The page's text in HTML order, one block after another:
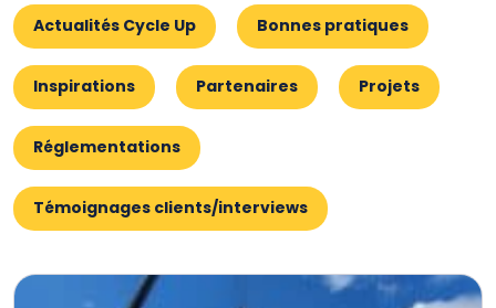
Actualités Cycle Up Bonnes pratiques
Inspirations Partenaires Projets
Réglementations
Témoignages clients/interviews